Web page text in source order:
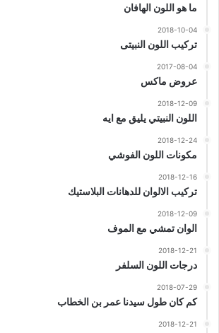
ما هو اللون الهافان
2018-10-04
تركيب اللون النبيتى
2017-08-04
عروض ماكس
2018-12-09
اللون النبيتي يليق مع ايه
2018-12-24
مكونات اللون الفوشي
2018-12-16
تركيب الالوان للدهانات البلاستيك
2018-12-09
الوان تمشي مع الموف
2018-12-21
درجات اللون السلفر
2018-07-29
كم كان طول سيدنا عمر بن الخطاب
2018-12-21